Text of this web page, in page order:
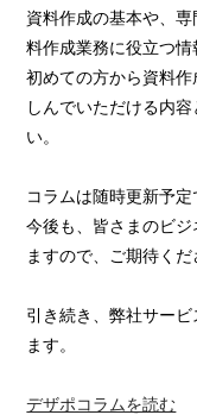
資料作成の基本や、
料作成業務に役立つ情
初めての方から資料
しんでいただける内
い。
コラムは随時更新予定
今後も、皆さまのビ
ますので、ご期待くだ
引き続き、弊社サー
ます。
デザポコラムを読む